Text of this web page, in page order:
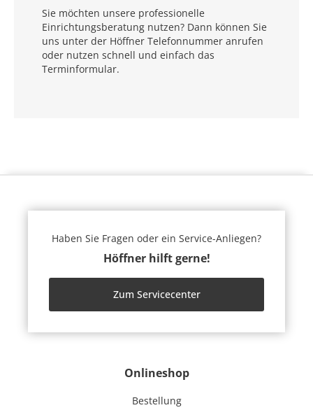
Sie möchten unsere professionelle
Einrichtungsberatung nutzen? Dann können Sie
uns unter der Höffner Telefonnummer anrufen
oder nutzen schnell und einfach das
Terminformular.
Onlineshop
Bestellung
Haben Sie Fragen oder ein Service-Anliegen?
Höffner hilft gerne!
Zum Servicecenter